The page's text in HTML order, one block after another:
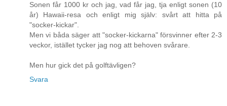
Sonen får 1000 kr och jag, vad får jag, tja enligt sonen (10
år) Hawaii-resa och enligt mig själv: svårt att hitta på
"socker-kickar".
Men vi båda säger att "socker-kickarna" försvinner efter 2-3
veckor, istället tycker jag nog att behoven svårare.
Men hur gick det på golftävligen?
Svara